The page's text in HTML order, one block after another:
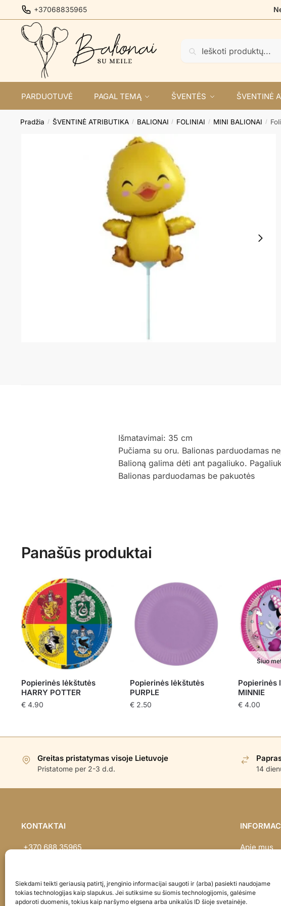
Siekdami teikti geriausią patirtį, įrenginio informacijai saugoti ir (arba) pasiekti naudojame
tokias technologijas kaip slapukus. Jei sutiksime su šiomis technologijomis, galėsime
apdoroti duomenis, tokius kaip naršymo elgsena arba unikalūs ID šioje svetainėje.
to
navigation
to
content
+37068835965
PARDUOTUVĖ PAGAL TEMĄ ŠVENTĖS ŠVENTINĖ
Pradžia / ŠVENTINĖ ATRIBUTIKA / BALIONAI / FOLINIAI / MINI BALIONAI /
Išmatavimai: 35 cm
Pučiama su oru. Balionas parduodamas
Balioną galima dėti ant pagaliuko.
Balionas parduodamas be pakuotės
Panašūs produktai
Popierinės lėkštutės
HARRY POTTER
€4.90
Popierinės lėkštutės
PURPLE
€2.50
Šiuo
Popierinės
MINNIE
€ 4.00
Greitas pristatymas visoje Lietuvoje
Pristatome per 2-3 d.d. 14
KONTAKTAI
+370 688 35965
Apie mus
Privatumo